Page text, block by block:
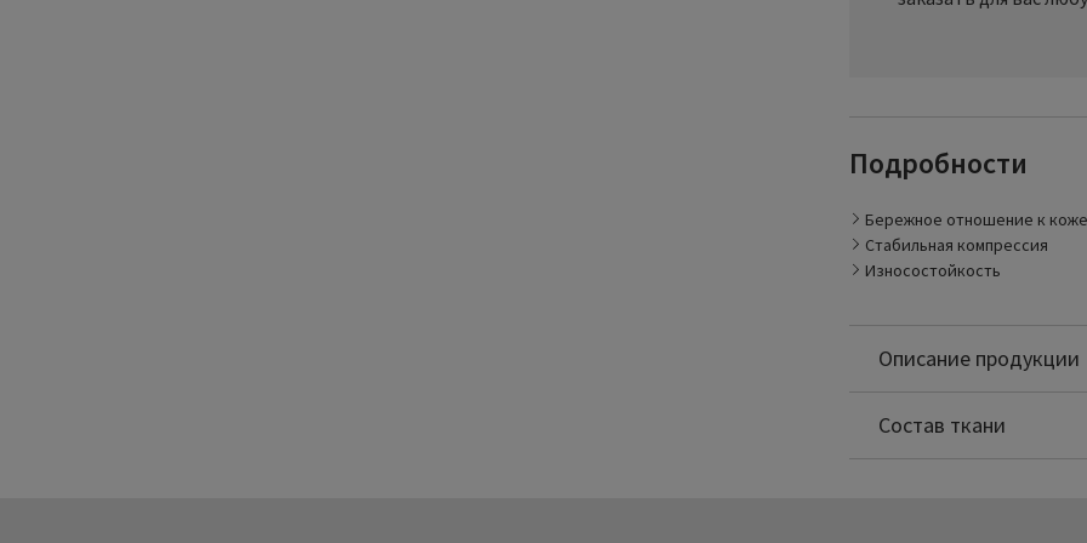
Подробности
Бережное отношение к коже
Стабильная компрессия
Износостойкость
Описание продукции
Стабильная
использования
сравнении с джинсовой
Состав ткани
Полиамид: 70%